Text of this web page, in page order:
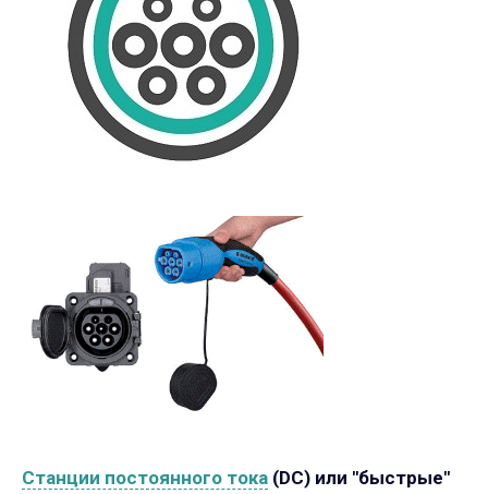
Станции постоянного тока (DC) или "быстрые"